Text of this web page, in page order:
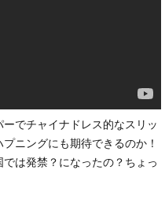
でチャイナドレス的なスリッ
ニングにも期待できるのか！
は発禁？になったの？ちょっ